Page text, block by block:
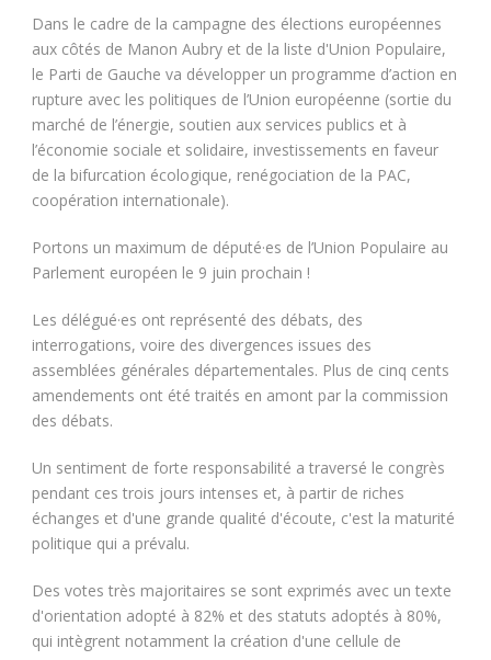
Dans le cadre de la campagne des élections européennes
aux côtés de Manon Aubry et de la liste d'Union Populaire,
le Parti de Gauche va développer un programme d’action en
rupture avec les politiques de l’Union européenne (sortie du
marché de l’énergie, soutien aux services publics et à
l’économie sociale et solidaire, investissements en faveur
de la bifurcation écologique, renégociation de la PAC,
coopération internationale).
Portons un maximum de député·es de l’Union Populaire au
Parlement européen le 9 juin prochain !
Les délégué·es ont représenté des débats, des
interrogations, voire des divergences issues des
assemblées générales départementales. Plus de cinq cents
amendements ont été traités en amont par la commission
des débats.
Un sentiment de forte responsabilité a traversé le congrès
pendant ces trois jours intenses et, à partir de riches
échanges et d'une grande qualité d'écoute, c'est la maturité
politique qui a prévalu.
Des votes très majoritaires se sont exprimés avec un texte
d'orientation adopté à 82% et des statuts adoptés à 80%,
qui intègrent notamment la création d'une cellule de